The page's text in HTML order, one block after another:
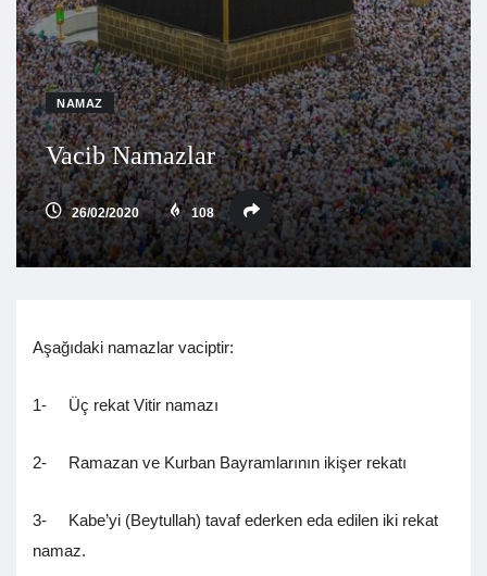
NAMAZ
Vacib Namazlar
26/02/2020 108
Aşağıdaki namazlar vaciptir:
1- Üç rekat Vitir namazı
2- Ramazan ve Kurban Bayramlarının ikişer rekatı
3- Kabe’yi (Beytullah) tavaf ederken eda edilen iki rekat
namaz.